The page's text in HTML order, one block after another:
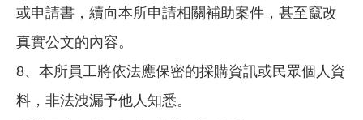
或申請書，續向本所申請相關補助案件，甚至竄改
真實公文的內容。
8、本所員工將依法應保密的採購資訊或民眾個人資
料，非法洩漏予他人知悉。